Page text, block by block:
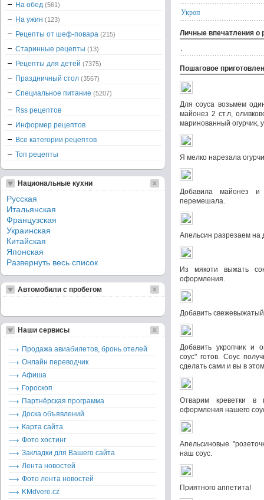
Укроп
Личные впечатления о
.
Пошаговое
Для соуса возьмем
майонез 2 ст.л,
маринованный огурчик,
Я мелко нарезала
Добавила майонез
перемешала.
Апельсин разрезаем на
Из мякоти выжать
оформления.
Добавить
Добавить укропчик и
соус" готов. Соус
сделать сами и вы в
Отварим креветки
оформления нашего
Апельсиновые
наш соус.
Приятного аппетита!
На обед (561)
На ужин (123)
Рецепты от шеф-повара (215)
Старинные рецепты (13)
Рецепты для детей (7375)
Праздничный стол (3567)
Специальное питание (5207)
Rss рецептов
Информер рецептов
Все категории рецептов
Топ рецепты
Национальные кухни
Русская
Итальянская
Французская
Украинская
Китайская
Японская
Развернуть весь список
Автомобили с пробегом
Наши сервисы
Продажа авиабилетов, бронь отелей
Онлайн переводчик
Афиша
Гороскоп
Партнёрская программа
Доска объявлений
Карта сайта
Фото хостинг
Закладки для Вашего сайта
Лента новостей
Фото лента новостей
KMdvere.cz